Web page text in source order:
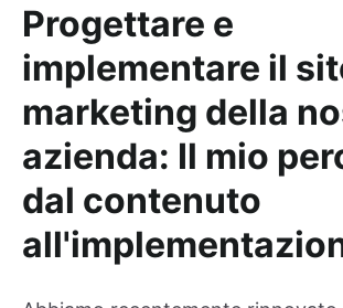
Progettare e
implementare il
marketing della
azienda: Il mio
dal contenuto